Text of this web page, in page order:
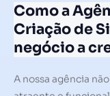
Como a
Criação de
negócio a
A nossa agência